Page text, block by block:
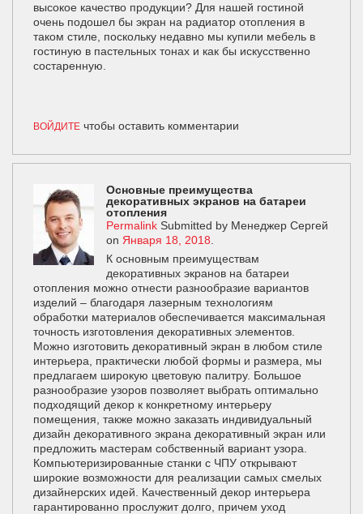
высокое качество продукции? Для нашей гостиной
очень подошел бы экран на радиатор отопления в
таком стиле, поскольку недавно мы купили мебель в
гостиную в пастельных тонах и как бы искусственно
состаренную.
ВОЙДИТЕ чтобы оставить комментарии
Основные преимущества
декоративных экранов на батареи
отопления
Permalink Submitted by Менеджер Сергей
on Января 18, 2018
К основным преимуществам
декоративных экранов на батареи
отопления можно отнести разнообразие вариантов
изделий – благодаря лазерным технологиям
обработки материалов обеспечивается максимальная
точность изготовления декоративных элементов.
Можно изготовить декоративный экран в любом стиле
интерьера, практически любой формы и размера, мы
предлагаем широкую цветовую палитру. Большое
разнообразие узоров позволяет выбрать оптимально
подходящий декор к конкретному интерьеру
помещения, также можно заказать индивидуальный
дизайн декоративного экрана декоративный экран или
предложить мастерам собственный вариант узора.
Компьютеризированные станки с ЧПУ открывают
широкие возможности для реализации самых смелых
дизайнерских идей. Качественный декор интерьера
гарантированно прослужит долго, причем уход